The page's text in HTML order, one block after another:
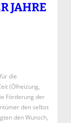
JAHRE
die
(Ölheizung,
Förderung der
den selbst
den Wunsch,